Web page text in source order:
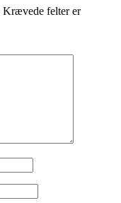
Krævede felter er